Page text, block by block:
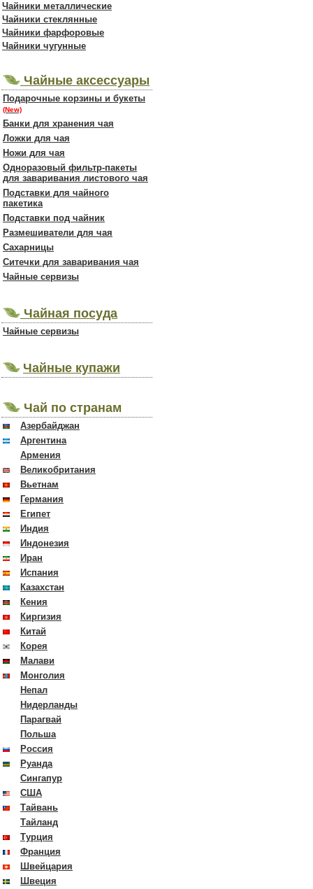
Чайники металлические
Чайники стеклянные
Чайники фарфоровые
Чайники чугунные
Чайные аксессуары
Подарочные корзины и букеты
(New)
Банки для хранения чая
Ложки для чая
Ножи для чая
Одноразовый фильтр-пакеты
для заваривания листового чая
Подставки для чайного
пакетика
Подставки под чайник
Размешиватели для чая
Сахарницы
Ситечки для заваривания чая
Чайные сервизы
Чайная посуда
Чайные сервизы
Чайные купажи
Чай по странам
Азербайджан
Аргентина
Армения
Великобритания
Вьетнам
Германия
Египет
Индия
Индонезия
Иран
Испания
Казахстан
Кения
Киргизия
Китай
Корея
Малави
Монголия
Непал
Нидерланды
Парагвай
Польша
Россия
Руанда
Сингапур
США
Тайвань
Тайланд
Турция
Франция
Швейцария
Швеция